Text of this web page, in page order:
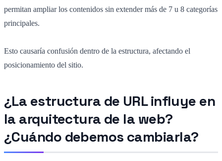
permitan ampliar los contenidos sin extender más de 7 u 8 categorías
principales.
Esto causaría confusión dentro de la estructura, afectando el
posicionamiento del sitio.
¿La estructura de URL influye en
la arquitectura de la web?
¿Cuándo debemos cambiarla?